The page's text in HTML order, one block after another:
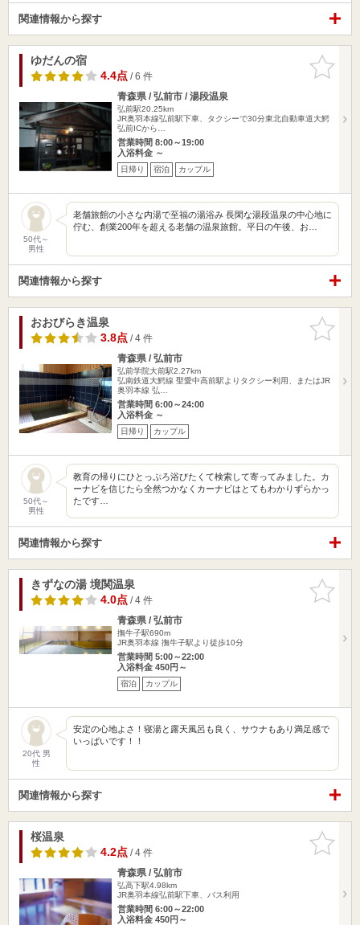
関連情報から探す
お気に入
りに追加
ゆだんの宿
4.4点/ 6 件
青森県 / 弘前市 / 湯段温泉
弘前駅20.25km
JR奥羽本線弘前駅下車、タクシーで30分東北自動車道大鰐
弘前ICから…
営業時間 8:00～19:00
入浴料金 ～
日帰り 宿泊 カップル
50代～
男性
老舗旅館の小さな内湯で至福の湯浴み 長閑な湯段温泉の中心地に
佇む、創業200年を超える老舗の温泉旅館。平日の午後、お…
関連情報から探す
お気に入
りに追加
おおびらき温泉
3.8点/ 4 件
青森県 / 弘前市
弘前学院大前駅2.27km
弘南鉄道大鰐線 聖愛中高前駅よりタクシー利用、またはJR
奥羽本線 弘…
営業時間 6:00～24:00
入浴料金 ～
日帰り カップル
50代～
男性
教育の帰りにひとっぷろ浴びたくて検索して寄ってみました。カ
ーナビを信じたら全然つかなくカーナビはとてもわかりずらかっ
たです…
関連情報から探す
お気に入
りに追加
きずなの湯 境関温泉
4.0点/ 4 件
青森県 / 弘前市
撫牛子駅690m
JR奥羽本線 撫牛子駅より徒歩10分
営業時間 5:00～22:00
入浴料金 450円～
宿泊 カップル
20代 男
性
安定の心地よさ！寝湯と露天風呂も良く、サウナもあり満足感で
いっぱいです！！
関連情報から探す
お気に入
りに追加
桜温泉
4.2点/ 4 件
青森県 / 弘前市
弘高下駅4.98km
JR奥羽本線弘前駅下車、バス利用
営業時間 6:00～22:00
入浴料金 450円～